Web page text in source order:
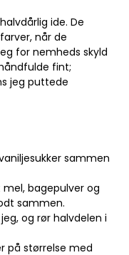
ide. De
når de
for nemheds skyld
fint;
jeg puttede
sammen
bagepulver og
sammen.
og rør halvdelen i
på størrelse med